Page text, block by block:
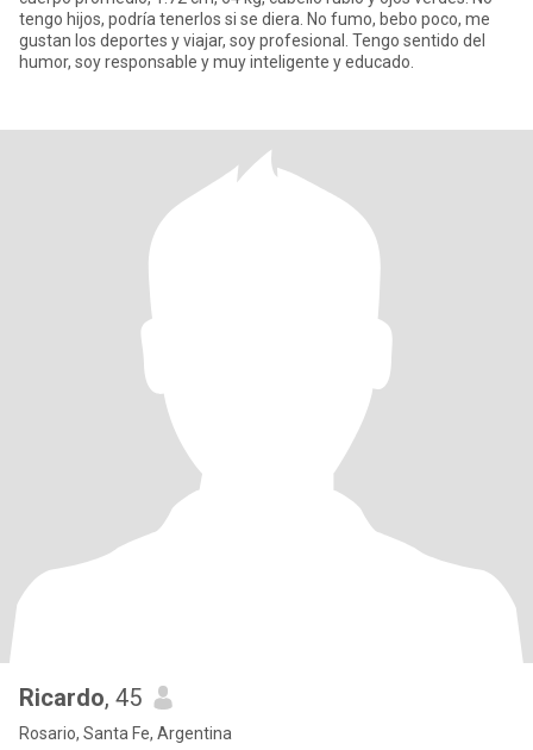
tengo hijos, podría tenerlos si se diera. No fumo, bebo poco, me
gustan los deportes y viajar, soy profesional. Tengo sentido del
humor, soy responsable y muy inteligente y educado.
Ricardo, 45
Rosario, Santa Fe, Argentina